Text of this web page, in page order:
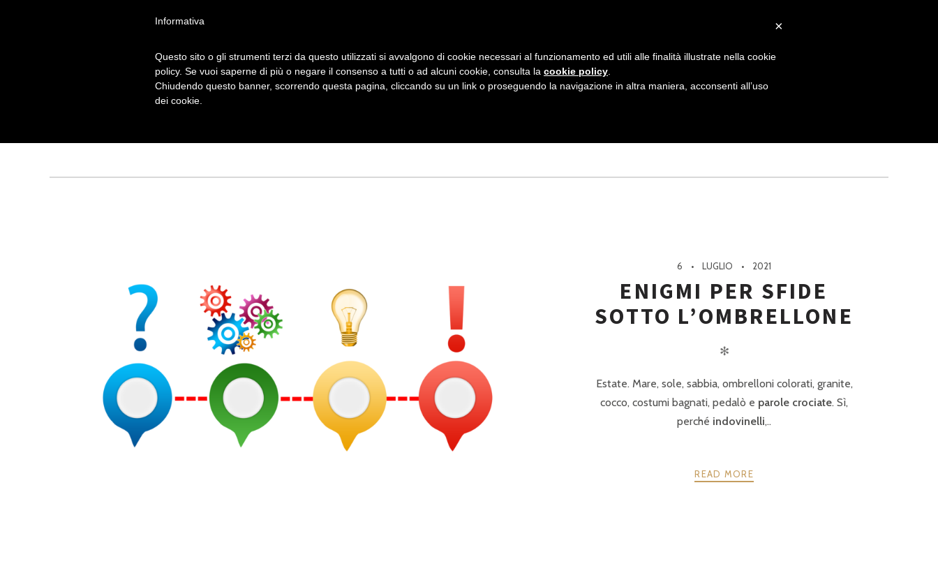
A
V
G
I
N
C
NONNO PASTICCIERE
GIOCHI ESTATE
6 LUGLIO 2021
ENIGMI PER SFIDE
SOTTO L’OMBRELLONE
✻
Estate. Mare, sole, sabbia, ombrelloni colorati, granite,
cocco, costumi bagnati, pedalò e parole crociate. Sì,
perché indovinelli,..
READ MORE
×
Informativa
Questo sito o gli strumenti terzi da questo utilizzati si avvalgono di cookie necessari al funzionamento ed utili alle finalità illustrate nella cookie
policy. Se vuoi saperne di più o negare il consenso a tutti o ad alcuni cookie, consulta la cookie policy
Chiudendo questo banner, scorrendo questa pagina, cliccando su un link o proseguendo la navigazione in altra maniera, acconsenti all’uso
dei cookie.